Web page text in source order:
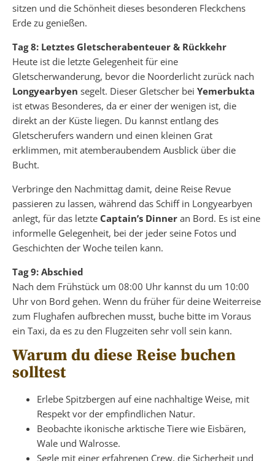
sitzen und die Schönheit dieses besonderen Fleckchens
Erde zu genießen.
Tag 8: Letztes Gletscherabenteuer & Rückkehr
Heute ist die letzte Gelegenheit für eine
Gletscherwanderung, bevor die Noorderlicht zurück nach
Longyearbyen segelt. Dieser Gletscher bei Yemerbukta
ist etwas Besonderes, da er einer der wenigen ist, die
direkt an der Küste liegen. Du kannst entlang des
Gletscherufers wandern und einen kleinen Grat
erklimmen, mit atemberaubendem Ausblick über die
Bucht.
Verbringe den Nachmittag damit, deine Reise Revue
passieren zu lassen, während das Schiff in Longyearbyen
anlegt, für das letzte Captain’s Dinner an Bord. Es ist eine
informelle Gelegenheit, bei der jeder seine Fotos und
Geschichten der Woche teilen kann.
Tag 9: Abschied
Nach dem Frühstück um 08:00 Uhr kannst du um 10:00
Uhr von Bord gehen. Wenn du früher für deine Weiterreise
zum Flughafen aufbrechen musst, buche bitte im Voraus
ein Taxi, da es zu den Flugzeiten sehr voll sein kann.
Warum du diese Reise buchen
solltest
Erlebe Spitzbergen auf eine nachhaltige Weise, mit
Respekt vor der empfindlichen Natur.
Beobachte ikonische arktische Tiere wie Eisbären,
Wale und Walrosse.
Segle mit einer erfahrenen Crew, die Sicherheit und